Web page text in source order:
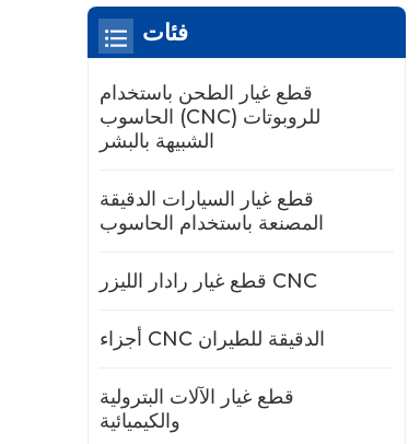
فئات
قطع غيار الطحن باستخدام
الحاسوب (CNC) للروبوتات
الشبيهة بالبشر
قطع غيار السيارات الدقيقة
المصنعة باستخدام الحاسوب
قطع غيار رادار الليزر CNC
أجزاء CNC الدقيقة للطيران
قطع غيار الآلات البترولية
والكيميائية